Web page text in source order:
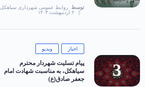
توسط
روابط عمومی شهرداری سیاهکل
۲ اردیبهشت ۱۴۰۴
اخبار ویدیو
پیام تسلیت شهردار محترم
سیاهکل، به مناسبت شهادت امام
جعفر صادق(ع)